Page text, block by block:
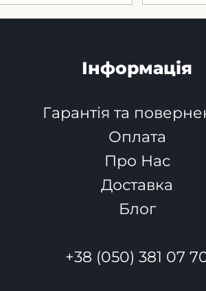
Інформація
Гарантія та
Оплата
Про Нас
Доставка
Блог
+38 (050) 381 07